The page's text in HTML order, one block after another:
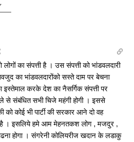
का संपत्ती है । उस संपत्ती को भांडवलदारी
का भांडवलदारोंको सस्ते दाम पर बेचना
इस्तेमाल करके देश का नैसर्गिक संपत्ती पर
से संबंधित सभी चिजे महंगी होगी । इससे
को कोई भी पार्टी की सरकार आने दो वह
है । इसलिये हमे आम मेहनतकश लोग , मजदुर ,
होगा । संगरेनी कोलियरीज खदान के लडाकु